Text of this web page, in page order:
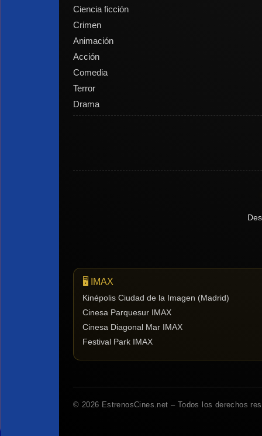
Ciencia ficción
Crimen
Animación
Acción
Comedia
Terror
Drama
🖥️ IMAX
Kinépolis Ciudad de la Imagen (Madrid)
Cinesa Parquesur IMAX
Cinesa Diagonal Mar IMAX
Festival Park IMAX
© 2026 EstrenosCines.net – Todos los derechos